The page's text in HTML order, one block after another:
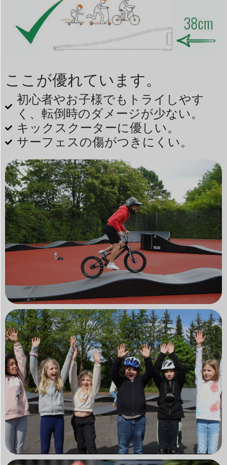
ここが優れています。
初心者やお子様でもトライしやす
く、転倒時のダメージが少ない。
キックスクーターに優しい。
サーフェスの傷がつきにくい。